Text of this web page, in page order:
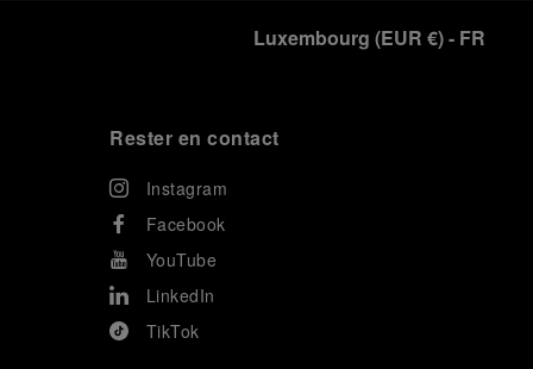
Luxembourg (EUR €)- FR
Rester en contact
Instagram
Facebook
YouTube
LinkedIn
TikTok